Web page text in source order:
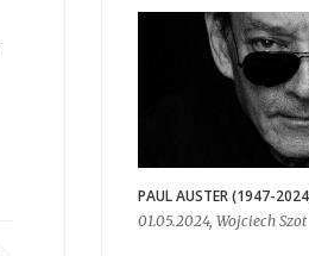
PAUL AUSTER (1947-
01.05.2024, Wojciech Szot